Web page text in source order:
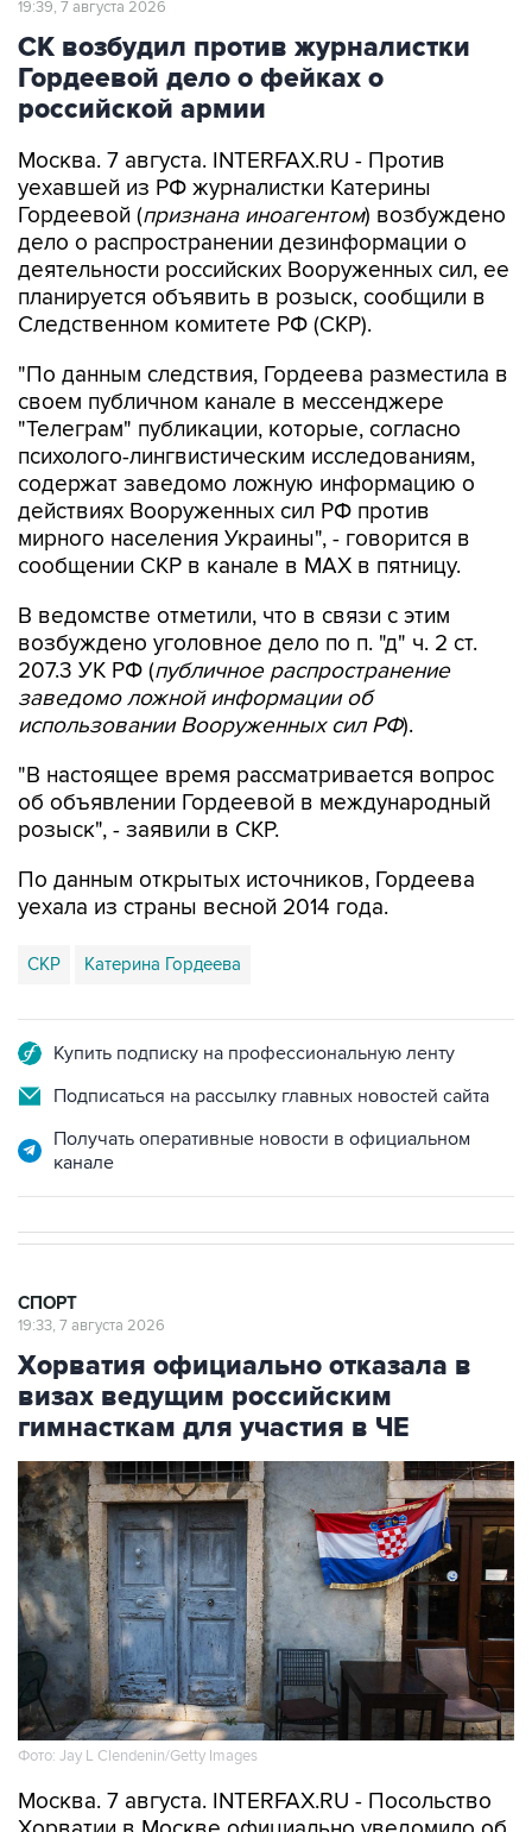
Гордеевой дело о фейках о
российской армии
Москва. 7 августа. INTERFAX.RU - Против
Гордеевой (признана иноагентом ) возбуждено
дело о распространении дезинформации о
деятельности российских Вооруженных сил, ее
планируется объявить в розыск, сообщили в
Следственном комитете РФ (СКР).
"По данным следствия, Гордеева разместила в
"Телеграм" публикации, которые, согласно
психолого-лингвистическим исследованиям,
содержат заведомо ложную информацию о
действиях Вооруженных сил РФ против
мирного населения Украины", - говорится в
сообщении СКР в канале в MAX в пятницу.
В ведомстве отметили, что в связи с этим
207.3 УК РФ ( публичное распространение
заведомо ложной информации об
использовании Вооруженных сил РФ).
"В настоящее время рассматривается вопрос
розыск", - заявили в СКР.
По данным открытых источников, Гордеева
СКР Катерина Гордеева
Подписаться на рассылку главных новостей сайта
Получать оперативные новости в официальном
Хорватия официально отказала в
визах ведущим российским
гимнасткам для участия в ЧЕ
Фото: Jay L Clendenin/Getty Images
Москва. 7 августа. INTERFAX.RU - Посольство
отказе в выдаче виз девяти из 65 членов